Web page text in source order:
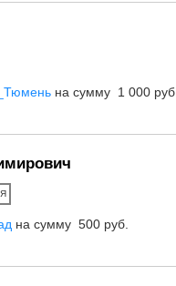
на сумму 1 000 руб.
на сумму 500 руб.